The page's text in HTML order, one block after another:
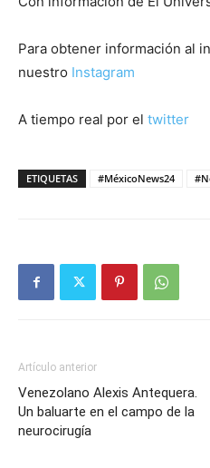
Para obtener información al
nuestro Instagram
A tiempo real por el twitter
ETIQUETAS #MéxicoNews24
Artículo anterior
Venezolano Alexis Antequera.
Un baluarte en el campo de la
neurocirugía